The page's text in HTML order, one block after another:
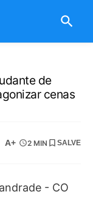
de
cenas
A+ 2 MIN SALVE